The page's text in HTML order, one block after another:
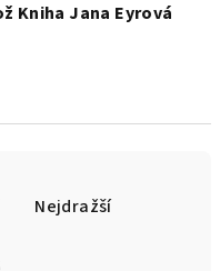
Kniha Jana Eyrová
Nejdražší